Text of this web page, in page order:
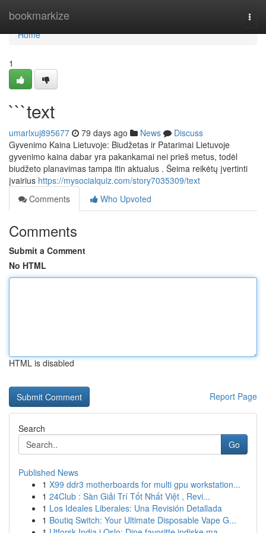
bookmarkize
Home
Home
1
```text
umarlxuj895677 79 days ago News
Discuss
Gyvenimo Kaina Lietuvoje: Biudžetas ir Patarimai Lietuvoje
gyvenimo kaina dabar yra pakankamai nei prieš metus, todėl
biudžeto planavimas tampa itin aktualus . Šeima reikėtų įvertinti
įvairius https://mysocialquiz.com/story7035309/text
Comments
Who Upvoted
Comments
Submit a Comment
No HTML
HTML is disabled
Report Page
Search
Go
Published News
1 X99 ddr3 motherboards for multi gpu workstation...
1 24Club : Sàn Giải Trí Tốt Nhất Việt , Revi...
1 Los Ideales Liberales: Una Revisión Detallada
1 Boutiq Switch: Your Ultimate Disposable Vape G...